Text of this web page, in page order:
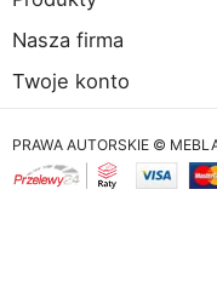
Nasza firma
Twoje konto
PRAWA AUTORSKIE ©